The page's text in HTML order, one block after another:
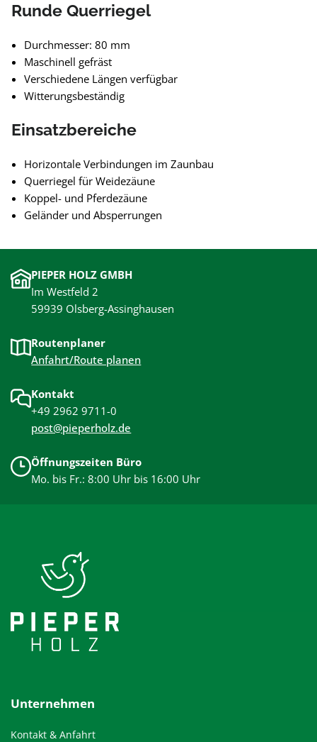
Runde Querriegel
Durchmesser: 80 mm
Maschinell gefräst
Verschiedene Längen verfügbar
Witterungsbeständig
Einsatzbereiche
Horizontale Verbindungen im Zaunbau
Querriegel für Weidezäune
Koppel- und Pferdezäune
Geländer und Absperrungen
PIEPER HOLZ GMBH
Im Westfeld 2
59939 Olsberg-Assinghausen
Routenplaner
Anfahrt/Route planen
Kontakt
+49 2962 9711-0
post@pieperholz.de
Öffnungszeiten Büro
Mo. bis Fr.: 8:00 Uhr bis 16:00 Uhr
Unternehmen
Kontakt & Anfahrt